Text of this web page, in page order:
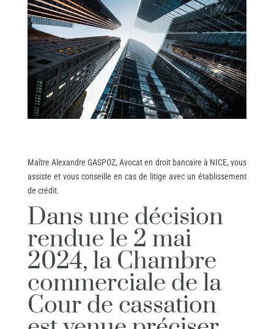
Maître Alexandre GASPOZ, Avocat en droit bancaire à NICE, vous
assiste et vous conseille en cas de litige avec un établissement
de crédit.
Dans une décision
rendue le 2 mai
2024, la Chambre
commerciale de la
Cour de cassation